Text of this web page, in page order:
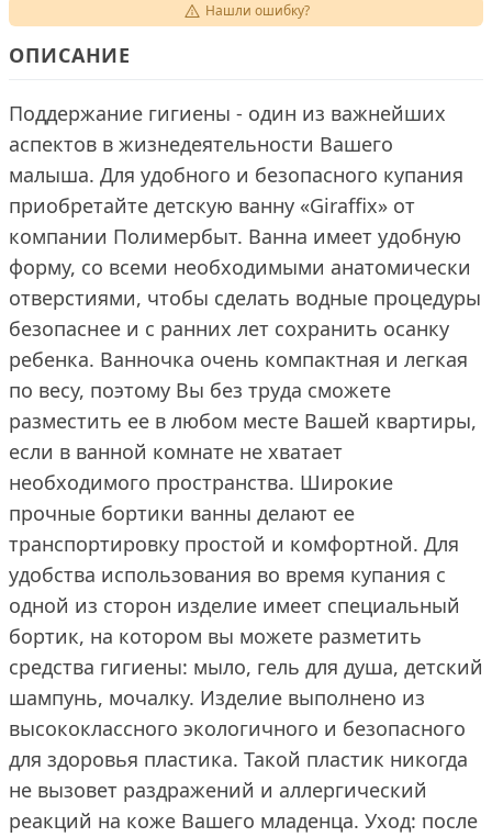
Нашли ошибку?
ОПИСАНИЕ
Поддержание гигиены - один из важнейших
аспектов в жизнедеятельности Вашего
малыша. Для удобного и безопасного купания
приобретайте детскую ванну «Giraffix» от
компании Полимербыт. Ванна имеет удобную
форму, со всеми необходимыми анатомически
отверстиями, чтобы сделать водные процедуры
безопаснее и с ранних лет сохранить осанку
ребенка. Ванночка очень компактная и легкая
по весу, поэтому Вы без труда сможете
разместить ее в любом месте Вашей квартиры,
если в ванной комнате не хватает
необходимого пространства. Широкие
прочные бортики ванны делают ее
транспортировку простой и комфортной. Для
удобства использования во время купания с
одной из сторон изделие имеет специальный
бортик, на котором вы можете разметить
средства гигиены: мыло, гель для душа, детский
шампунь, мочалку. Изделие выполнено из
высококлассного экологичного и безопасного
для здоровья пластика. Такой пластик никогда
не вызовет раздражений и аллергический
реакций на коже Вашего младенца. Уход: после